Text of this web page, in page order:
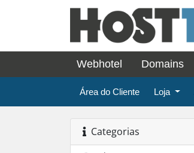
Webhotel Domains
Área do Cliente Loja
Categorias